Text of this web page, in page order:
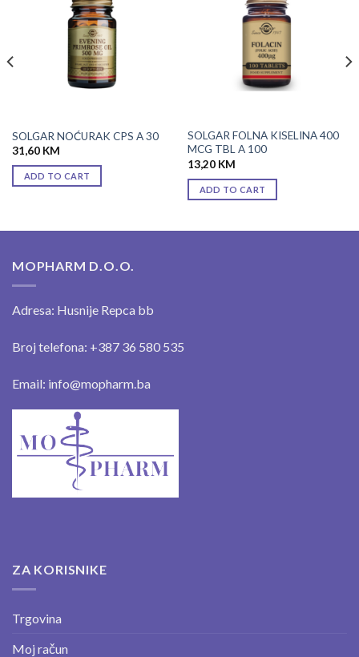
SOLGAR NOĆURAK CPS A 30
31,60 KM
ADD TO CART
SOLGAR FOLNA KISELINA 400
MCG TBL A 100
13,20 KM
ADD TO CART
MOPHARM D.O.O.
Adresa: Husnije Repca bb
Broj telefona: +387 36 580 535
Email: info@mopharm.ba
ZA KORISNIKE
Trgovina
Moj račun